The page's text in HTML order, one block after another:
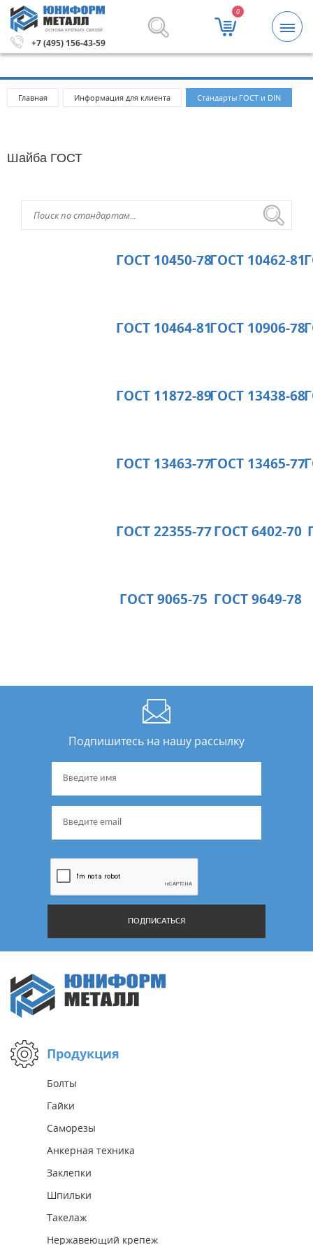
ОСНОВА КРЕПКИХ СВЯЗЕЙ
+7 (495) 156-43-59
0
5000 рублей.Метизы и крепежные изделия оптом.
Главная Информация для клиента Стандарты ГОСТ и DIN
Шайба ГОСТ
ГОСТ 10450-78ГОСТ 10462-81
ГОСТ 10464-81ГОСТ 10906-78
ГОСТ 11872-89ГОСТ 13438-68
ГОСТ 13463-77ГОСТ 13465-77
ГОСТ 22355-77ГОСТ 6402-70
ГОСТ 9065-75 ГОСТ 9649-78
Подпишитесь на нашу рассылку
Продукция
Болты
Гайки
Саморезы
Анкерная техника
Заклепки
Шпильки
Такелаж
Нержавеющий крепеж